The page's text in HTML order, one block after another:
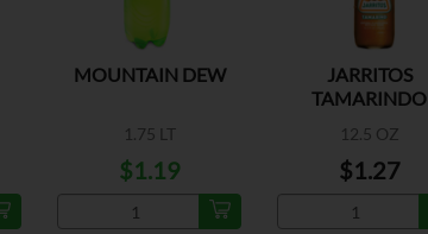
MOUNTAIN DEW
1.75 LT
$1.19
JARRITOS
TAMARINDO
12.5 OZ
$1.27